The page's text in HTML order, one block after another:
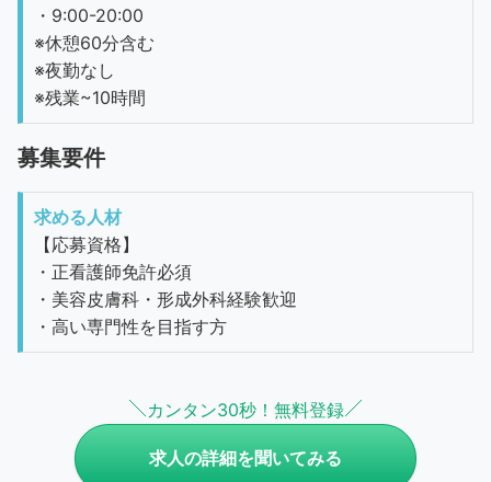
・9:00-20:00
※休憩60分含む
※夜勤なし
※残業~10時間
募集要件
求める人材
【応募資格】
・正看護師免許必須
・美容皮膚科・形成外科経験歓迎
・高い専門性を目指す方
カンタン30秒！無料登録
求人の詳細を聞いてみる